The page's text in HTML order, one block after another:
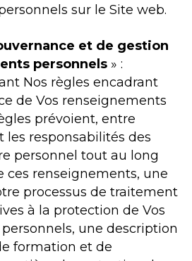
sur le Site web.
et de gestion
personnels » :
Nos règles encadrant
de Vos renseignements
prévoient, entre
les responsabilités des
personnel tout au long
ces renseignements, une
processus de traitement
à la protection de Vos
une description
formation et de